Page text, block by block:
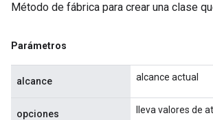
Método de fábrica para crear una clase
Parámetros
alcance alcance actual
opciones lleva valores de